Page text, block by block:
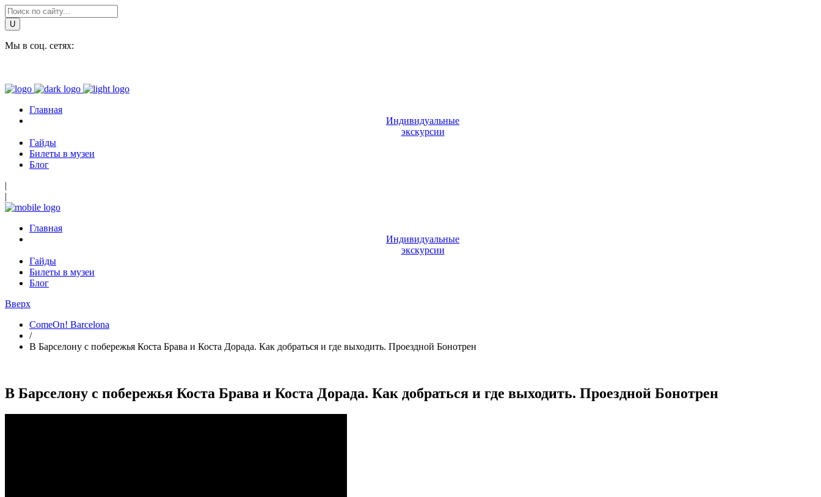
Мы в соц. сетях:
Главная
Индивидуальные
экскурсии
Гайды
Билеты в музеи
Блог
|
|
Главная
Индивидуальные
экскурсии
Гайды
Билеты в музеи
Блог
Вверх
ComeOn! Barcelona
/
В Барселону с побережья Коста Брава и Коста Дорада. Как добраться и где выходить. Проездной Бонотрен
В Барселону с побережья Коста Брава и Коста Дорада. Как добраться и где выходить. Проездной Бонотрен